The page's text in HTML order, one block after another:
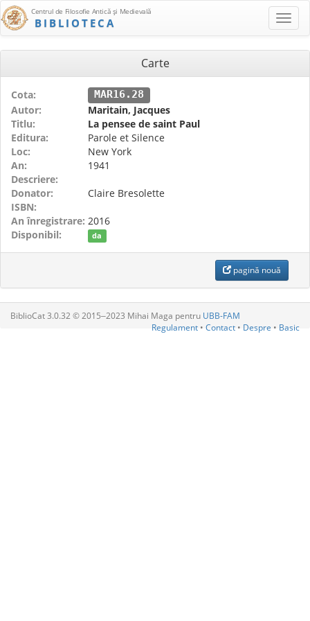
Centrul de Filosofie Antică şi Medievală
BIBLIOTECA
Carte
Cota: MAR16.28
Autor:
Maritain, Jacques
Titlu:
La pensee de saint Paul
Editura:
Parole et Silence
Loc:
New York
An:
1941
Descriere:
Donator:
Claire Bresolette
ISBN:
An înregistrare: 2016
Disponibil:
da
pagină nouă
BiblioCat 3.0.32 © 2015‒2023 Mihai Maga pentru UBB-FAM
Regulament • Contact • Despre • Basic